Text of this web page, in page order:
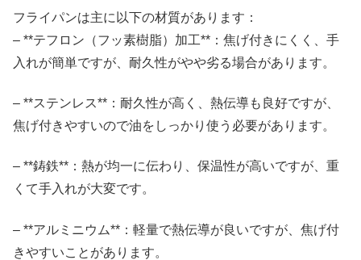
フライパンは主に以下の材質があります：
– **テフロン（フッ素樹脂）加工**：焦げ付きにくく、手
入れが簡単ですが、耐久性がやや劣る場合があります。
– **ステンレス**：耐久性が高く、熱伝導も良好ですが、
焦げ付きやすいので油をしっかり使う必要があります。
– **鋳鉄**：熱が均一に伝わり、保温性が高いですが、重
くて手入れが大変です。
– **アルミニウム**：軽量で熱伝導が良いですが、焦げ付
きやすいことがあります。